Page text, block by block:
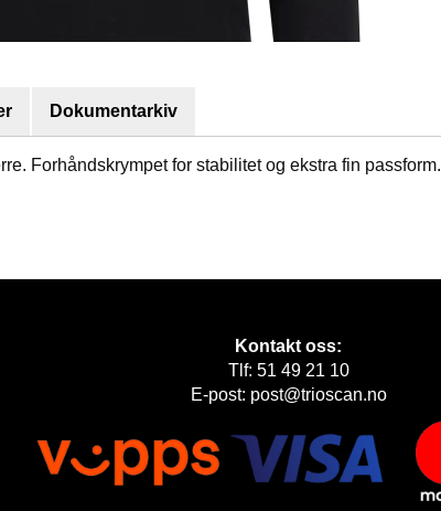
Dokumentarkiv
Forhåndskrympet for stabilitet og ekstra fin passform.
Kontakt oss:
Tlf: 51 49 21 10
E-post: post@trioscan.no